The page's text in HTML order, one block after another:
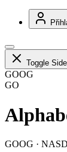
Toggle
GOOG
GO
GOOG ·